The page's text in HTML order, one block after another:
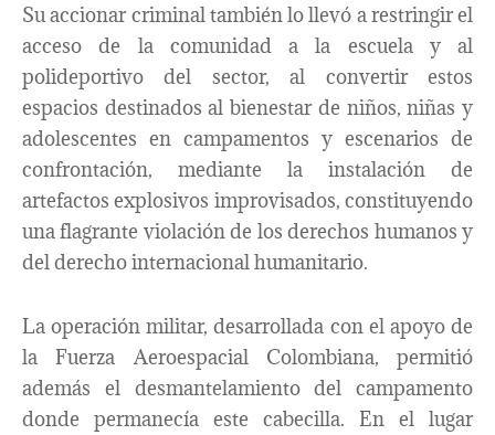
Su accionar criminal también lo llevó a restringir el
acceso de la comunidad a la escuela y al
polideportivo del sector, al convertir estos
espacios destinados al bienestar de niños, niñas y
adolescentes en campamentos y escenarios de
confrontación, mediante la instalación de
artefactos explosivos improvisados, constituyendo
una flagrante violación de los derechos humanos y
del derecho internacional humanitario.
La operación militar, desarrollada con el apoyo de
la Fuerza Aeroespacial Colombiana, permitió
además el desmantelamiento del campamento
donde permanecía este cabecilla. En el lugar